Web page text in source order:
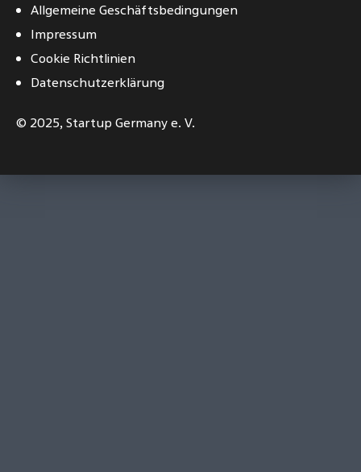
Allgemeine Geschäftsbedingungen
Impressum
Cookie Richtlinien
Datenschutzerklärung
© 2025,Startup Germany e. V.